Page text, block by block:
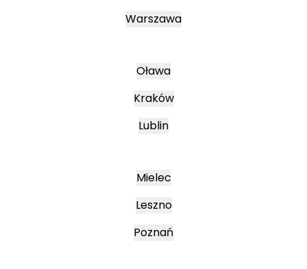
Warszawa
Oława
Kraków
Lublin
Mielec
Leszno
Poznań